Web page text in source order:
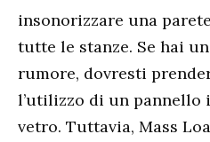
insonorizzare una
tutte le stanze. Se hai
rumore, dovresti
l’utilizzo di un pannello
vetro. Tuttavia, Mass